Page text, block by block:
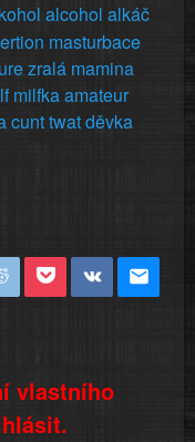
alcohol alkáč
masturbace
zralá mamina
milfkaamateur
cunttwatděvka
vlastního